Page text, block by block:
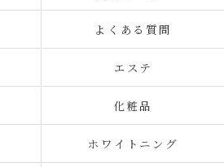
よくある質問
エステ
化粧品
ホワイトニング